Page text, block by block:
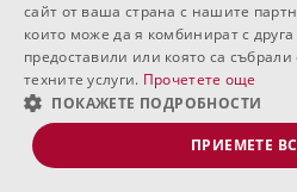
сайт от ваша страна с нашите
които може да я комбинират с
предоставили или която са
техните услуги. Прочетете още
ПОКАЖЕТЕ ПОДРОБНОСТИ
ПРИЕМЕТЕ